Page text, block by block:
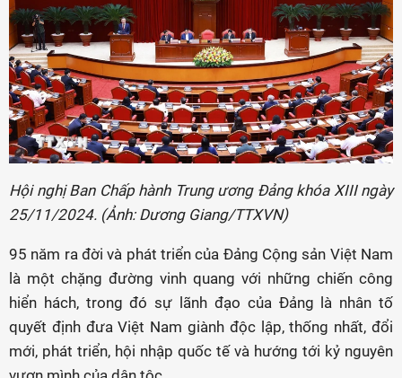
Hội nghị Ban Chấp hành Trung ương Đảng khóa XIII ngày
25/11/2024. (Ảnh: Dương Giang/TTXVN)
95 năm ra đời và phát triển của Đảng Cộng sản Việt Nam
là một chặng đường vinh quang với những chiến công
hiển hách, trong đó sự lãnh đạo của Đảng là nhân tố
quyết định đưa Việt Nam giành độc lập, thống nhất, đổi
mới, phát triển, hội nhập quốc tế và hướng tới kỷ nguyên